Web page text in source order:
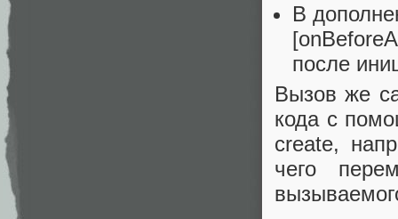
В
после
Вызов же
кода с
create,
чего